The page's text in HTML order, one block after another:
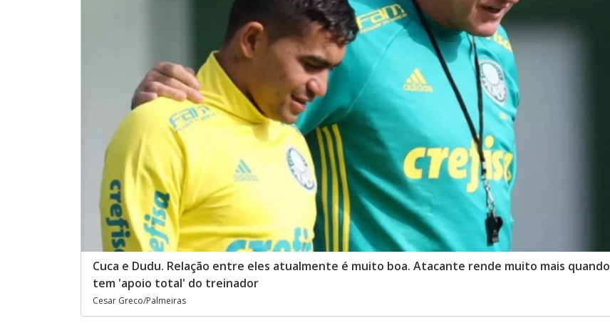
Cuca e Dudu. Relação entre eles atualmente é muito boa. Atacante rende muito mais quando
tem 'apoio total' do treinador
Cesar Greco/Palmeiras